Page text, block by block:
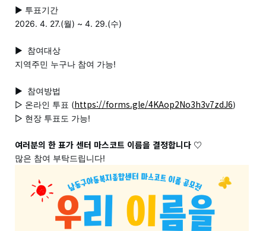
▶ 투표기간
2026. 4. 27.(월) ~ 4. 29.(수)
▶ 참여대상
지역주민 누구나 참여 가능!
▶ 참여방법
▷ 온라인 투표 (https://forms.gle/4KAop2No3h3v7zdJ6)
▷ 현장 투표도 가능!
여러분의 한 표가 센터 마스코트 이름을 결정합니다 ♡
많은 참여 부탁드립니다!